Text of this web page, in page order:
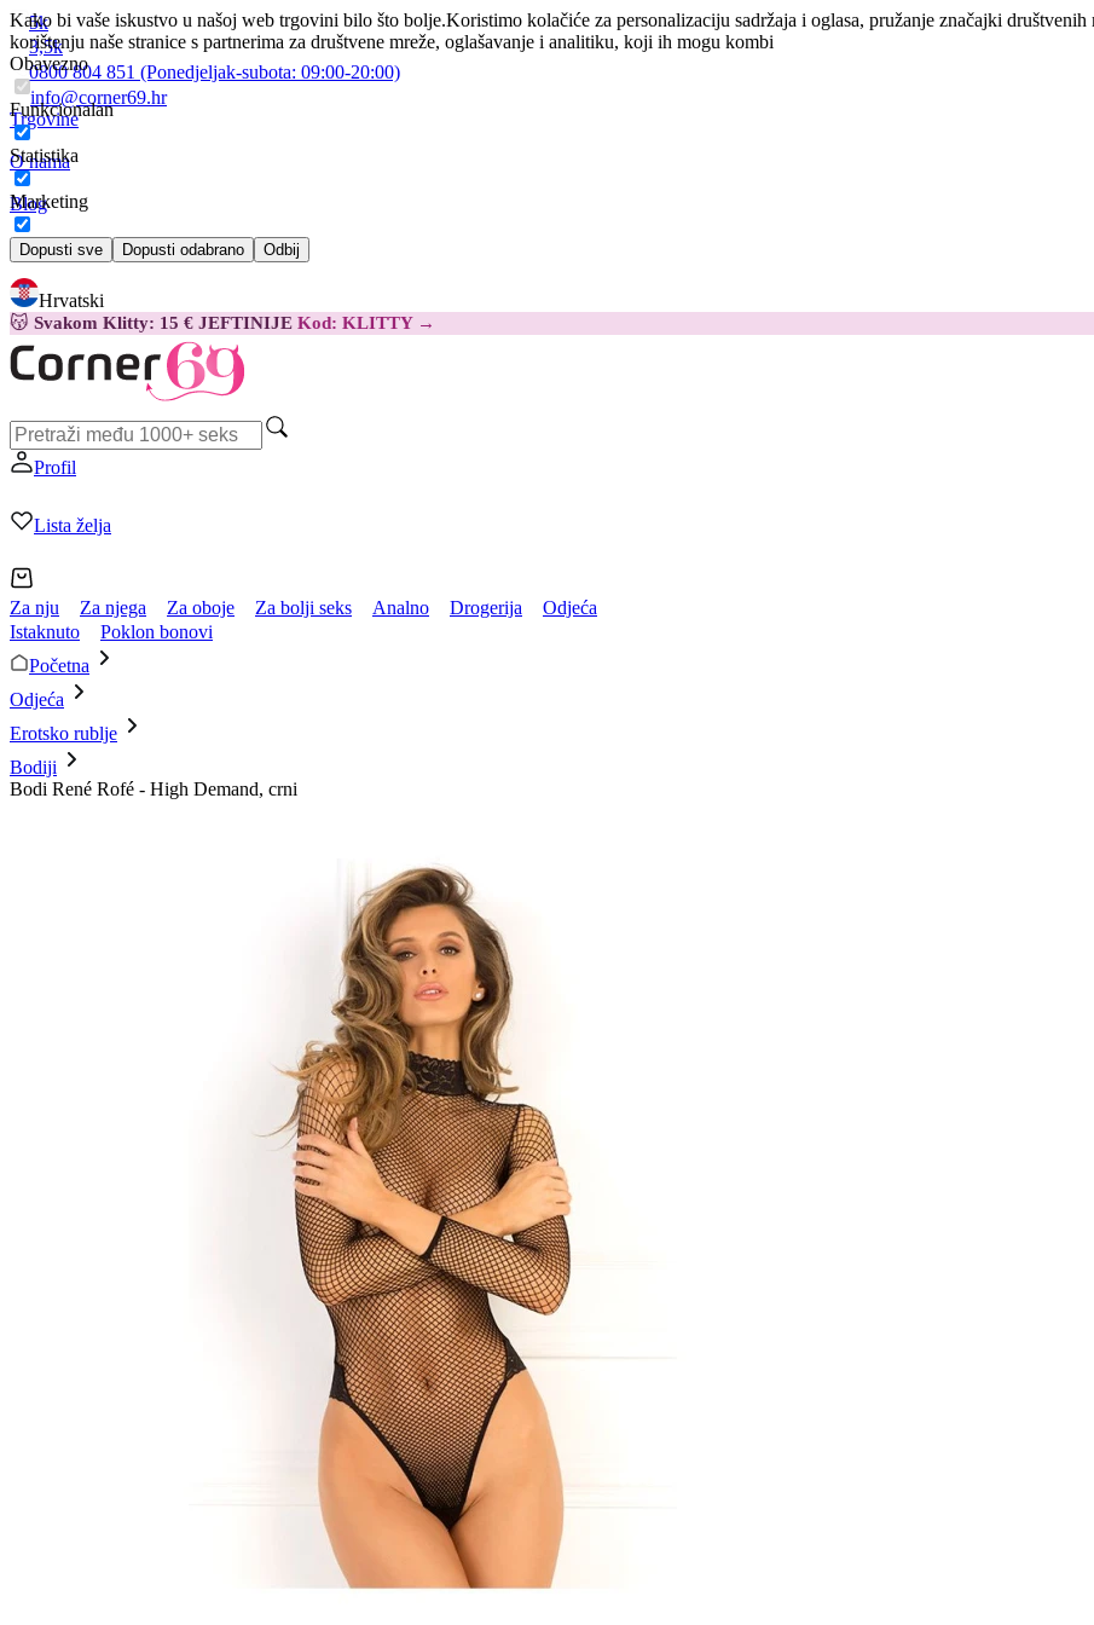
Kako bi vaše iskustvo u našoj web trgovini bilo što bolje.Koristimo kolačiće za personalizaciju sadržaja i oglasa, pružanje značajki
korištenju naše stranice s partnerima za društvene mreže, oglašavanje i analitiku, koji ih mogu kombi
Obavezno
Funkcionalan
Statistika
Marketing
Dopusti sve Dopusti odabrano Odbij
5k
3,5k
0800 804 851 (Ponedjeljak-subota: 09:00-20:00)
info@corner69.hr
Trgovine
O nama
Blog
Kontakt
Hrvatski
😽 Svakom Klitty: 15 € JEFTINIJE Kod: KLITTY →
Profil
Lista želja
Za nju Za njega Za oboje Za bolji seks Analno Drogerija
Odjeća
Istaknuto
Poklon bonovi
Početna
Odjeća
Erotsko rublje
Bodiji
Bodi René Rofé - High Demand, crni